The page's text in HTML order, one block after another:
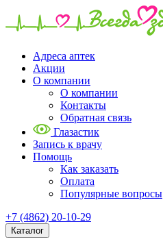
Адреса аптек
Акции
О компании
О компании
Контакты
Обратная связь
Глазастик
Запись к врачу
Помощь
Как заказать
Оплата
Популярные вопросы
+7 (4862) 20-10-29
Каталог